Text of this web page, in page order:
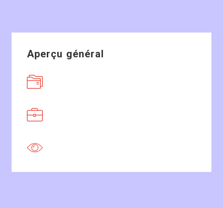
Aperçu général